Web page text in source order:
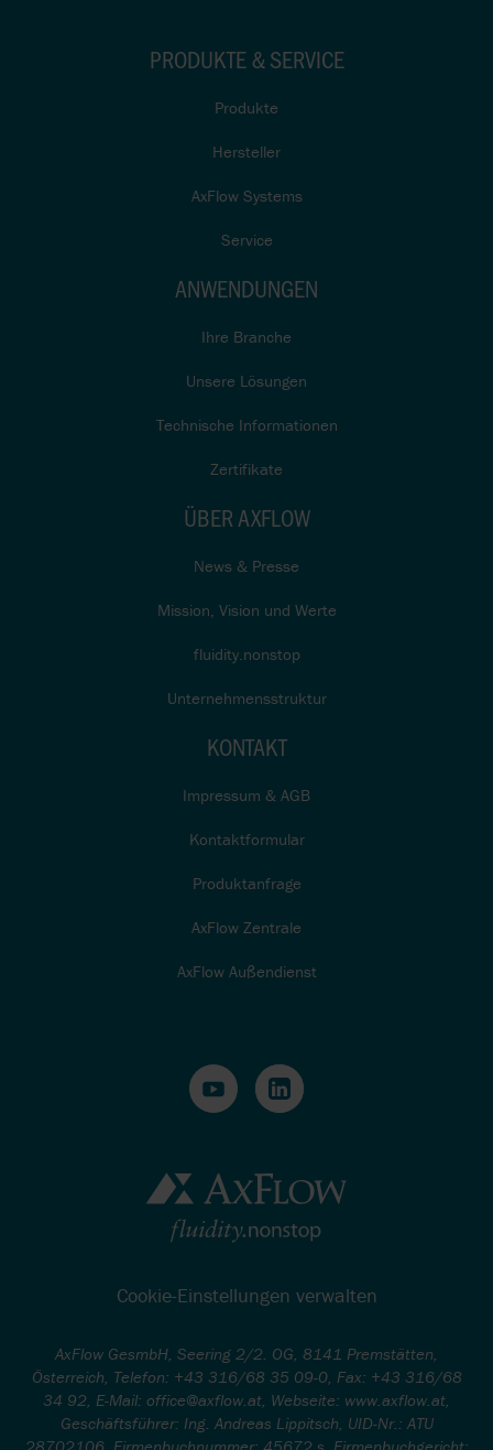
PRODUKTE & SERVICE
Produkte
Hersteller
AxFlow Systems
Service
ANWENDUNGEN
Ihre Branche
Unsere Lösungen
Technische Informationen
Zertifikate
ÜBER AXFLOW
News & Presse
Mission, Vision und Werte
fluidity.nonstop
Unternehmensstruktur
KONTAKT
Impressum & AGB
Kontaktformular
Produktanfrage
AxFlow Zentrale
AxFlow Außendienst
Cookie-Einstellungen verwalten
AxFlow GesmbH, Seering 2/2. OG, 8141 Premstätten,
Österreich, Telefon: +43 316/68 35 09-0, Fax: +43 316/68
34 92, E-Mail: office@axflow.at, Webseite: www.axflow.at,
Geschäftsführer: Ing. Andreas Lippitsch, UID-Nr.: ATU
28702106, Firmenbuchnummer: 45672 s, Firmenbuchgericht: